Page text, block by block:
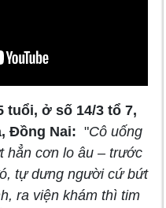
tuổi, ở số 14/3 tổ 7,
Đồng Nai: "Cô uống
hẳn cơn lo âu – trước
tự dưng người cứ bứt
ra viện khám thì tim